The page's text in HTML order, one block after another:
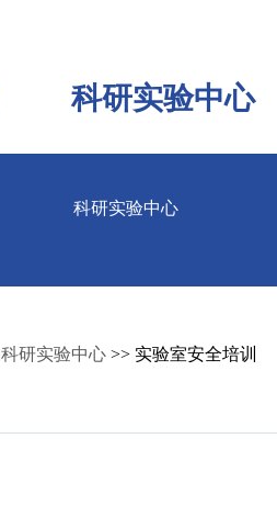
科研实验中心
科研实验中心
科研实验中心 >> 实验室安全培训